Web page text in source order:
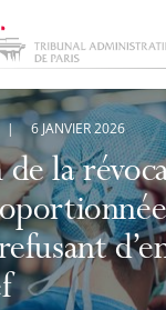
de la
6 JANVIER 2026